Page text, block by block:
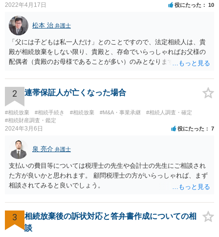
2022年4月17日 役にたった 10
松本 治 弁護士
「父には子どもは私一人だけ」とのことですので、法定相続人は、貴
殿が相続放棄をしない限り、貴殿と、存命でいらっしゃればお父様の
配偶者（貴殿のお母様であることが多い）のみとなります。遺言がな
2 連帯保証人が亡くなった場合
#相続放棄 #相続手続き #相続放棄 #M&A・事業承継
#相続人調査・確定
#相続財産調査・鑑定
2024年3月6日 役にたった 7
泉 亮介 弁護士
支払いの費目等については税理士の先生や会計士の先生にご相談され
た方が良いかと思われます。 顧問税理士の方がいらっしゃれば、まず
相談されてみると良いでしょう。
3
相続放棄後の訴状対応と答弁書作成についての相
談